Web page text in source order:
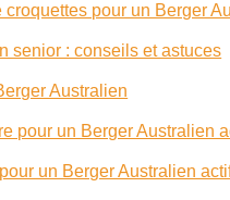
pour un Berger
senior : conseils et astuces
Australien
pour un Berger Australien
un Berger Australien